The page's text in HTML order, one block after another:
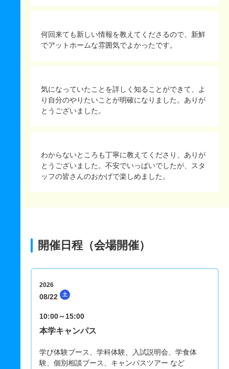
何回来ても新しい情報を教えてくださるので、新鮮
でアットホームな雰囲気でよかったです。
気になっていたことを詳しく知ることができて、よ
り自分のやりたいことが明確になりました。ありが
とうございました。
わからないところも丁寧に教えてくださり、ありが
とうございました。不安でいっぱいでしたが、スタ
ッフの皆さんのおかげで楽しめました。
開催日程（会場開催）
2026
08/22 土
10:00～15:00
本学キャンパス
学び体験ブース、学科体験、入試説明会、学食体
験、個別相談ブース、キャンパスツアー など